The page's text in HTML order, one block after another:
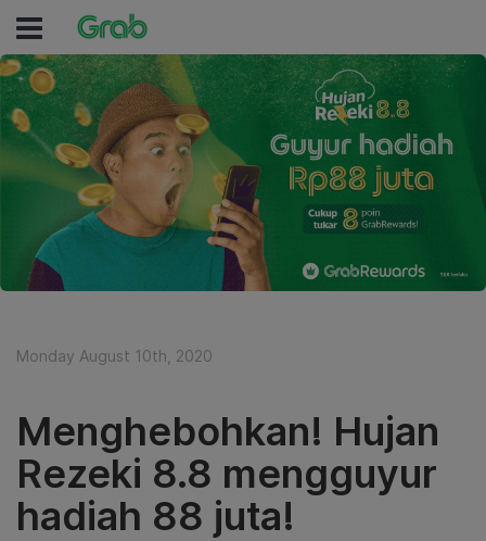
Monday August 10th, 2020
Menghebohkan! Hujan
Rezeki 8.8 mengguyur
hadiah 88 juta!